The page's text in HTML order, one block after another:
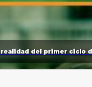
del primer ciclo